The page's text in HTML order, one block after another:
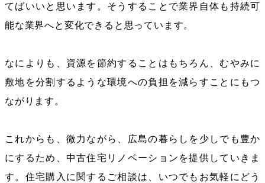
てばいいと思います。そうすることで業界自体も持続可
能な業界へと変化できると思っています。
なによりも、資源を節約することはもちろん、むやみに
敷地を分割するような環境への負担を減らすことにもつ
ながります。
これからも、微力ながら、広島の暮らしを少しでも豊か
にするため、中古住宅リノベーションを提供していきま
す。住宅購入に関するご相談は、いつでもお気軽にどう